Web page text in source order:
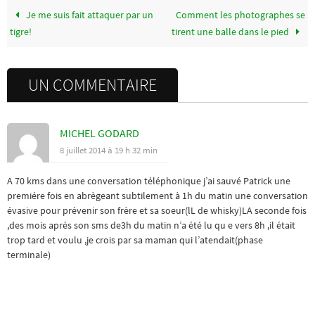
Je me suis fait attaquer par un
tigre!
Comment les photographes se
tirent une balle dans le pied
UN COMMENTAIRE
MICHEL GODARD
8 juillet 2014 à 19 h 32 min
A 70 kms dans une conversation téléphonique j’ai sauvé Patrick une
premiére fois en abrègeant subtilement à 1h du matin une conversation
évasive pour prévenir son frère et sa soeur(lL de whisky)LA seconde fois
,des mois aprés son sms de3h du matin n’a été lu qu e vers 8h ,il était
trop tard et voulu ,je crois par sa maman qui l’atendait(phase
terminale)